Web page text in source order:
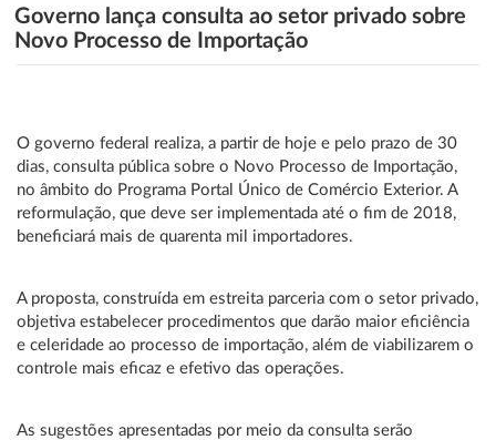
Governo lança consulta ao setor privado sobre
Novo Processo de Importação
O governo federal realiza, a partir de hoje e pelo prazo de 30
dias, consulta pública sobre o Novo Processo de Importação,
no âmbito do Programa Portal Único de Comércio Exterior. A
reformulação, que deve ser implementada até o fim de 2018,
beneficiará mais de quarenta mil importadores.
A proposta, construída em estreita parceria com o setor privado,
objetiva estabelecer procedimentos que darão maior eficiência
e celeridade ao processo de importação, além de viabilizarem o
controle mais eficaz e efetivo das operações.
As sugestões apresentadas por meio da consulta serão